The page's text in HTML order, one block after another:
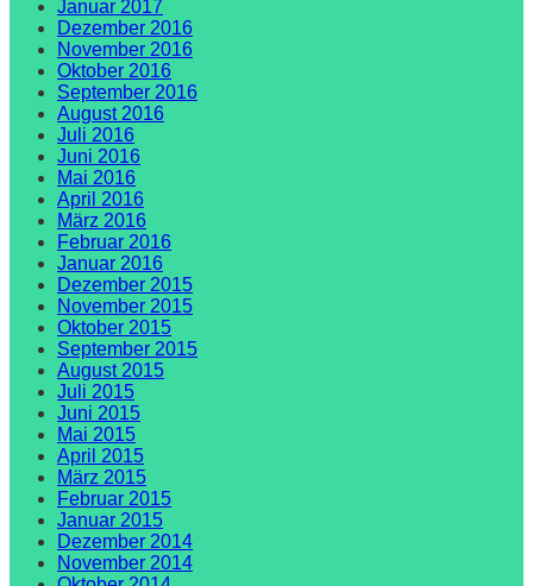
Januar 2017
Dezember 2016
November 2016
Oktober 2016
September 2016
August 2016
Juli 2016
Juni 2016
Mai 2016
April 2016
März 2016
Februar 2016
Januar 2016
Dezember 2015
November 2015
Oktober 2015
September 2015
August 2015
Juli 2015
Juni 2015
Mai 2015
April 2015
März 2015
Februar 2015
Januar 2015
Dezember 2014
November 2014